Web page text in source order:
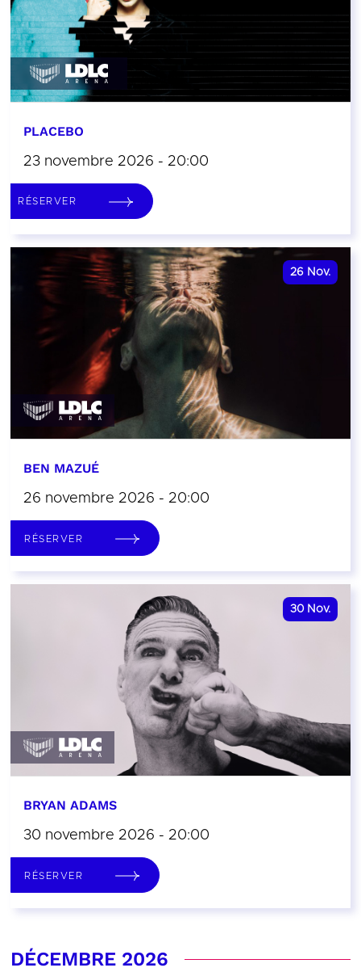
PLACEBO
23 novembre 2026 - 20:00
RÉSERVER
26 Nov.
BEN MAZUÉ
26 novembre 2026 - 20:00
RÉSERVER
30 Nov.
BRYAN ADAMS
30 novembre 2026 - 20:00
RÉSERVER
DÉCEMBRE 2026